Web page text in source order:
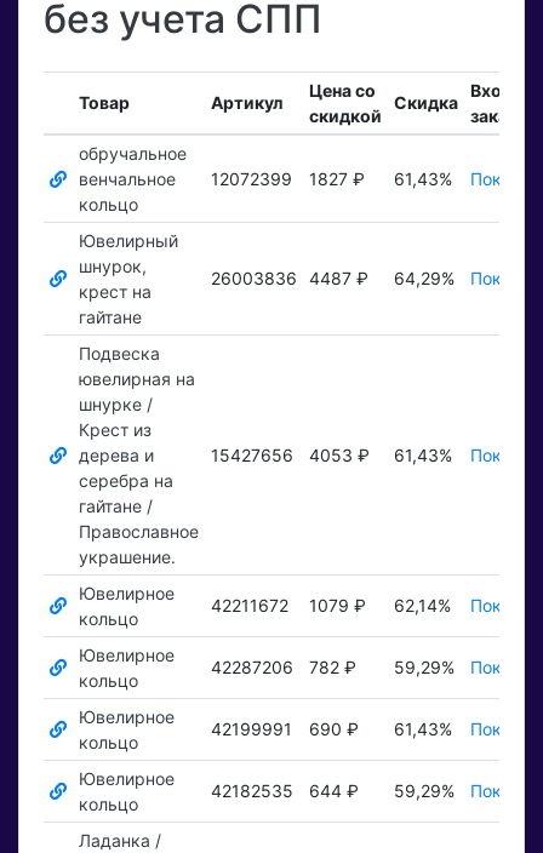
без учета СПП
Товар Артикул
Цена со
скидкой
Скидка
заказы
обручальное
венчальное
кольцо
12072399 1827 ₽ 61,43%
Ювелирный
шнурок,
крест на
гайтане
26003836 4487 ₽ 64,29%
Подвеска
ювелирная на
шнурке /
Крест из
дерева и
серебра на
гайтане /
Православное
украшение.
15427656 4053 ₽ 61,43%
Ювелирное
кольцо
42211672 1079 ₽ 62,14%
Ювелирное
кольцо
42287206 782 ₽ 59,29%
Ювелирное
кольцо
42199991 690 ₽ 61,43%
Ювелирное
кольцо
42182535 644 ₽ 59,29%
Ладанка /